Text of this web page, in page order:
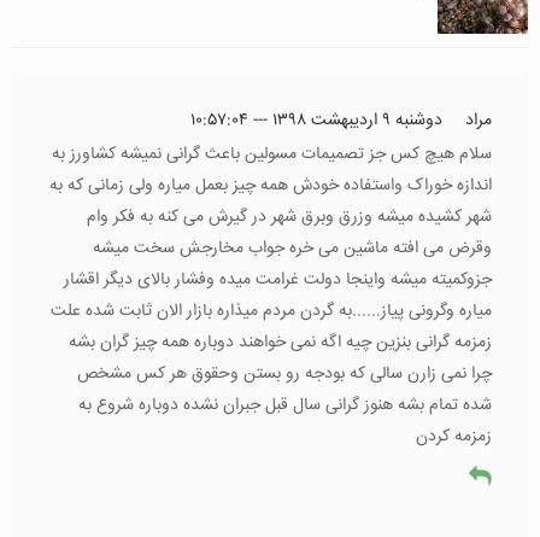
مراد
دوشنبه ۹ اردیبهشت ۱۳۹۸ --- ۱۰:۵۷:۰۴
سلام هیچ کس جز تصمیمات مسولین باعث گرانی نمیشه کشاورز به
اندازه خوراک واستفاده خودش همه چیز بعمل میاره ولی زمانی که به
شهر کشیده میشه وزرق وبرق شهر در گیرش می کنه به فکر وام
وقرض می افته ماشین می خره جواب مخارجش سخت میشه
جزوکمیته میشه واینجا دولت غرامت میده وفشار بالای دیگر اقشار
میاره وگرونی پیاز......به گردن مردم میذاره بازار الان ثابت شده علت
زمزمه گرانی بنزین چیه اگه نمی خواهند دوباره همه چیز گران بشه
چرا نمی زارن سالی که بودجه رو بستن وحقوق هر کس مشخص
شده تمام بشه هنوز گرانی سال قبل جبران نشده دوباره شروع به
زمزمه کردن